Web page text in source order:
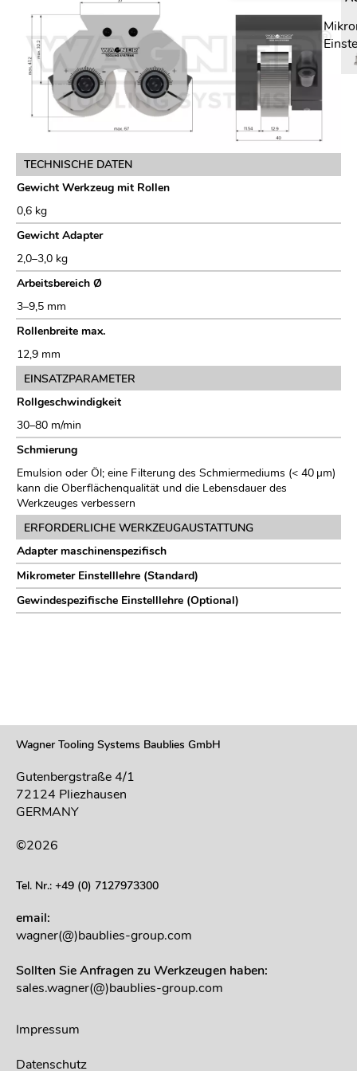
TECHNISCHE DATEN
Gewicht Werkzeug mit Rollen
0,6 kg
Gewicht Adapter
2,0–3,0 kg
Arbeitsbereich Ø
3–9,5 mm
Rollenbreite max.
12,9 mm
EINSATZPARAMETER
Rollgeschwindigkeit
30–80 m/min
Schmierung
Emulsion oder Öl; eine Filterung des Schmiermediums (< 40 µm)
kann die Oberflächenqualität und die Lebensdauer des
Werkzeuges verbessern
ERFORDERLICHE WERKZEUGAUSTATTUNG
Adapter maschinenspezifisch
Mikrometer Einstelllehre (Standard)
Gewindespezifische Einstelllehre (Optional)
Wagner Tooling Systems Baublies GmbH
Gutenbergstraße 4/1
72124 Pliezhausen
GERMANY
©2026
Tel. Nr.: +49 (0) 7127973300
email:
wagner(@)baublies-group.com
Sollten Sie Anfragen zu Werkzeugen haben:
sales.wagner(@)baublies-group.com
Impressum
Datenschutz